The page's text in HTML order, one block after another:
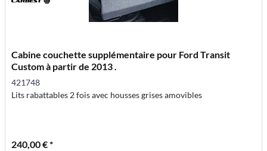
Cabine couchette supplémentaire pour Ford Transit
Custom à partir de 2013 .
421748
Lits rabattables 2 fois avec housses grises amovibles
240,00 € *